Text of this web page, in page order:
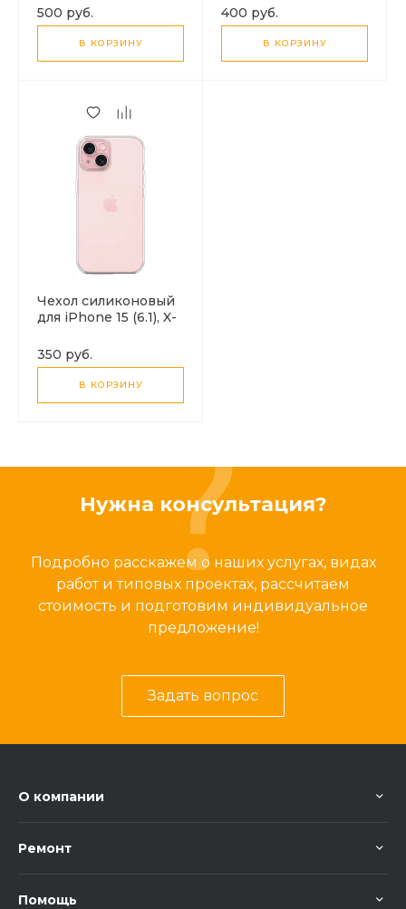
внутри, с защитой
камеры, X-CASE,
черный
500 руб.
В КОРЗИНУ
400 руб.
В КОРЗИНУ
Чехол силиконовый
для iPhone 15 (6.1), X-
350 руб.
В КОРЗИНУ
Нужна консультация?
Подробно расскажем о наших услугах, видах
работ и типовых проектах, рассчитаем
стоимость и подготовим индивидуальное
предложение!
Задать вопрос
О компании
Ремонт
Помощь